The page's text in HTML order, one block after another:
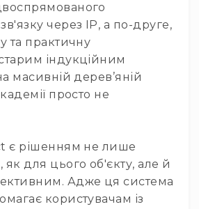
людей
вадами
слуху
Аксесуари
Мікрофони
через IP, а по-друге,
та практичну
індукційним
масивній дерев’яній
просто не
є рішенням не лише
для цього об'єкту, але й
Адже ця система
користувачам із